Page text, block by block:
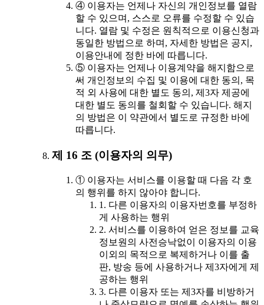
④ 이용자는 언제나 자신의 개인정보를 열람
할 수 있으며, 스스로 오류를 수정할 수 있습
니다. 열람 및 수정은 원칙적으로 이용신청과
동일한 방법으로 하며, 자세한 방법은 공지,
이용안내에 정한 바에 따릅니다.
⑤ 이용자는 언제나 이용계약을 해지함으로
써 개인정보의 수집 및 이용에 대한 동의, 목
적 외 사용에 대한 별도 동의, 제3자 제공에
대한 별도 동의를 철회할 수 있습니다. 해지
의 방법은 이 약관에서 별도로 규정한 바에
따릅니다.
제 16 조 (이용자의 의무)
① 이용자는 서비스를 이용할 때 다음 각 호
의 행위를 하지 않아야 합니다.
1. 다른 이용자의 이용자번호를 부정하
게 사용하는 행위
2. 서비스를 이용하여 얻은 정보를 교육
정보원의 사전승낙없이 이용자의 이용
이외의 목적으로 복제하거나 이를 출
판, 방송 등에 사용하거나 제3자에게 제
공하는 행위
3. 다른 이용자 또는 제3자를 비방하거